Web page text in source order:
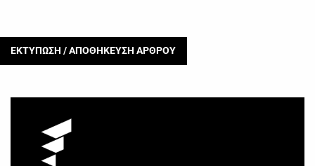
ΕΚΤΥΠΩΣΗ / ΑΠΟΘΗΚΕΥΣΗ ΑΡΘΡΟΥ